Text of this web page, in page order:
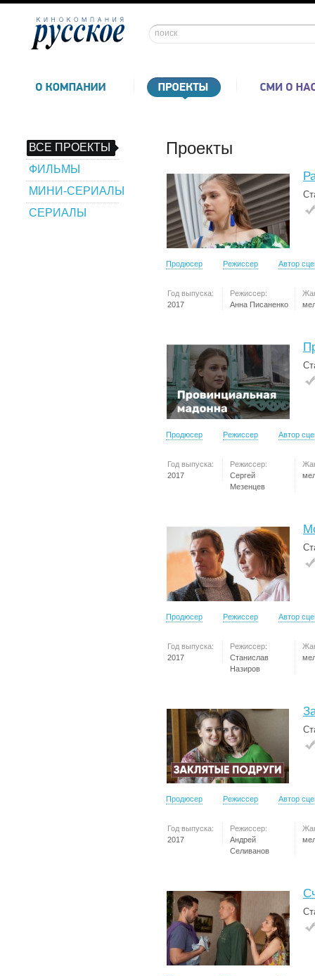
ВСЕ ПРОЕКТЫ
ФИЛЬМЫ
МИНИ-СЕРИАЛЫ
СЕРИАЛЫ
Проекты
Продюсер Режиссер Автор
Год выпуска:
2017
Режиссер:
Анна Писаненко
Продюсер Режиссер Автор
Год выпуска:
2017
Режиссер:
Сергей
Мезенцев
Продюсер Режиссер Автор
Год выпуска:
2017
Режиссер:
Станислав
Назиров
Продюсер Режиссер Автор
Год выпуска:
2017
Режиссер:
Андрей
Селиванов